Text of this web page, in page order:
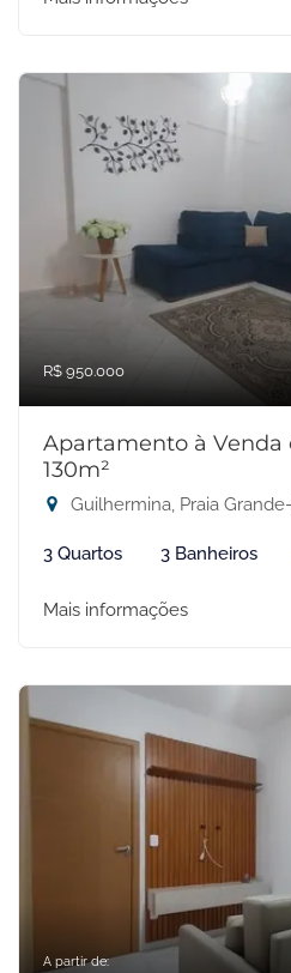
R$ 950.000
Apartamento à Venda
130m²
Guilhermina, Praia
3 Quartos 3 Banheiros
Mais informações
A partir de: